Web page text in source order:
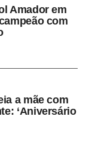
Amador em
com
a mãe com
‘Aniversário